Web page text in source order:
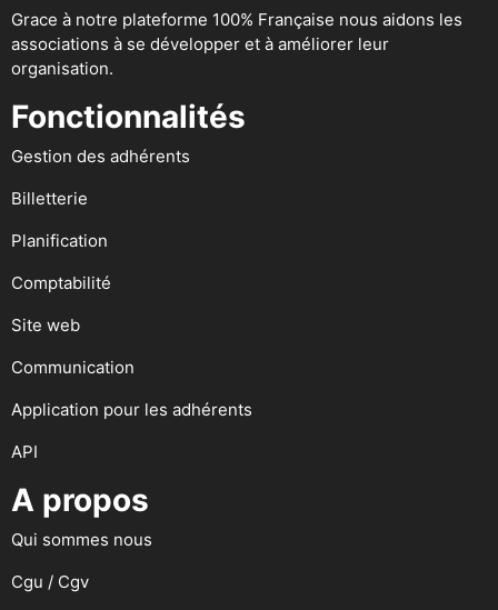
Grace à notre plateforme 100% Française nous aidons les
associations à se développer et à améliorer leur
organisation.
Fonctionnalités
Gestion des adhérents
Billetterie
Planification
Comptabilité
Site web
Communication
Application pour les adhérents
API
A propos
Qui sommes nous
Cgu / Cgv